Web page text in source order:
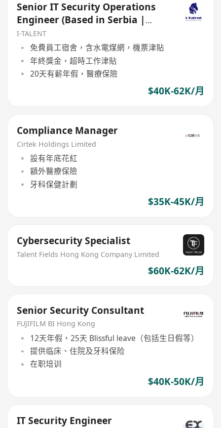
Senior IT Security Operations
Engineer (Based in Serbia |
After-tax USD 5K-8K)
I-TALENT
免費員工宿舍，含水電煤網，機票津貼
年終獎金，超時工作津貼
20天有薪年假，醫療保險
$40K-62K/月
Compliance Manager
Cirtek Holdings Limited
設有年底花紅
額外醫療保險
牙科保健計劃
$35K-45K/月
Cybersecurity Specialist
Talent Fields Hong Kong Company Limited
$60K-62K/月
Senior Security Consultant
FUJIFILM BI Hong Kong
12天年假，25天 Blissful leave（包括生日假等）
提供临床、住院及牙科保险
在职培训
$40K-50K/月
IT Security Engineer